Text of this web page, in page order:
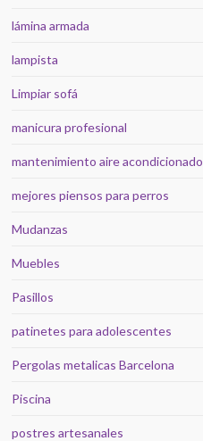
lámina armada
lampista
Limpiar sofá
manicura profesional
mantenimiento aire acondicionado
mejores piensos para perros
Mudanzas
Muebles
Pasillos
patinetes para adolescentes
Pergolas metalicas Barcelona
Piscina
postres artesanales